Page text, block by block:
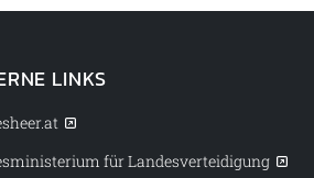
LINKS
für Landesverteidigung